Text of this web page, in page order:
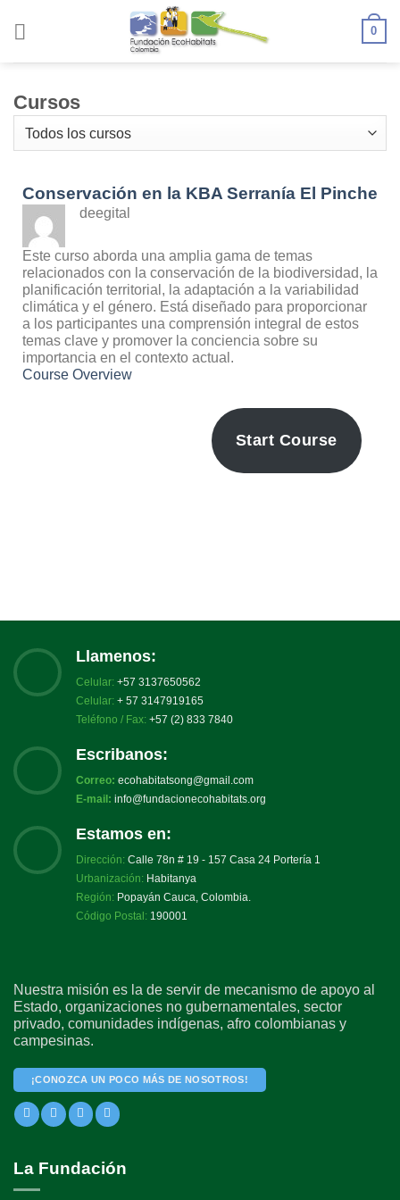
content
0
Cursos
Conservación en la KBA Serranía El Pinche
deegital
Este curso aborda una amplia gama de temas
relacionados con la conservación de la biodiversidad, la
planificación territorial, la adaptación a la variabilidad
climática y el género. Está diseñado para proporcionar
a los participantes una comprensión integral de estos
temas clave y promover la conciencia sobre su
importancia en el contexto actual.
Course Overview
Start Course
Llamenos:
Celular: +57 3137650562
Celular: + 57 3147919165
Teléfono / Fax: +57 (2) 833 7840
Escribanos:
Correo: ecohabitatsong@gmail.com
E-mail: info@fundacionecohabitats.org
Estamos en:
Dirección: Calle 78n # 19 - 157 Casa 24 Portería 1
Urbanización: Habitanya
Región: Popayán Cauca, Colombia.
Código Postal: 190001
Nuestra misión es la de servir de mecanismo de apoyo al
Estado, organizaciones no gubernamentales, sector
privado, comunidades indígenas, afro colombianas y
campesinas.
¡CONOZCA UN POCO MÁS DE NOSOTROS!
La Fundación